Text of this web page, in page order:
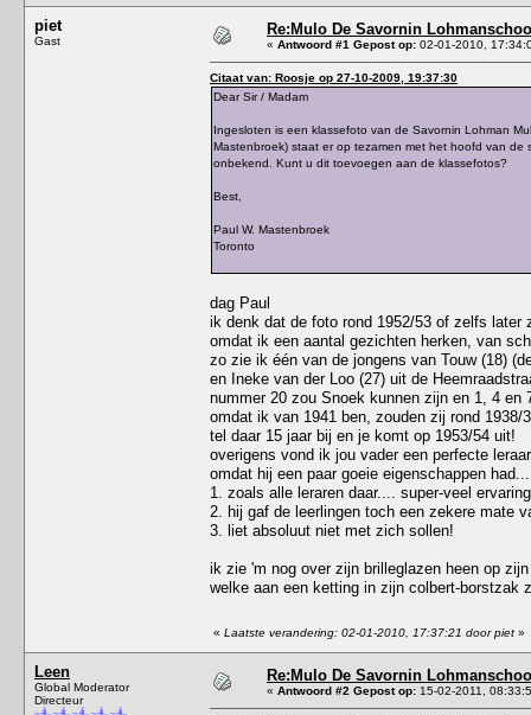
piet
Gast
Re:Mulo De Savornin
« Antwoord #1 Gepost op: 02-01-2010,
Citaat van: Roosje op 27-10-2009, 19:37:30
Dear Sir / Madam
Ingesloten is een klassefoto van de Savornin Lohman
Mastenbroek) staat er op tezamen met het hoofd van de
onbekend. Kunt u dit toevoegen aan de klassefotos?
Best,
Paul W. Mastenbroek
Toronto
dag Paul
ik denk dat de foto rond 1952/53 of zelfs later
omdat ik een aantal gezichten herken, van
zo zie ik één van de jongens van Touw (18)
en Ineke van der Loo (27) uit de
nummer 20 zou Snoek kunnen zijn en 1, 4 en
omdat ik van 1941 ben, zouden zij rond 1938/
tel daar 15 jaar bij en je komt op 1953/54 uit!
overigens vond ik jou vader een perfecte
omdat hij een paar goeie eigenschappen
1. zoals alle leraren daar.... super-veel ervaring
2. hij gaf de leerlingen toch een zekere mate
3. liet absoluut niet met zich sollen!
ik zie 'm nog over zijn brilleglazen heen op
welke aan een ketting in zijn colbert-borstzak
« Laatste verandering: 02-01-2010, 17:37:21 door piet »
Leen
Global Moderator
Directeur
Re:Mulo De Savornin
« Antwoord #2 Gepost op: 15-02-2011,